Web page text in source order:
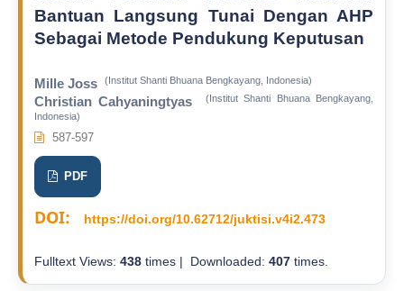
Bantuan Langsung Tunai Dengan AHP
Sebagai Metode Pendukung Keputusan
Mille Joss (Institut Shanti Bhuana Bengkayang, Indonesia)
Christian Cahyaningtyas
(Institut Shanti Bhuana Bengkayang,
Indonesia)
587-597
PDF
DOI: https://doi.org/10.62712/juktisi.v4i2.473
Fulltext Views: 438times | Downloaded: 407times.